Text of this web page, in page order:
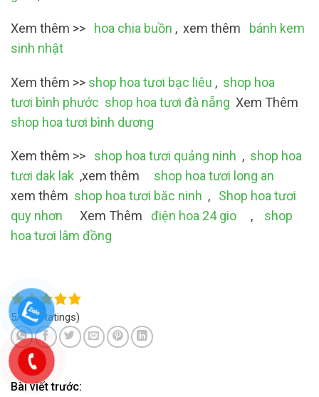
Xem thêm >> hoa chia buồn , xem thêm bánh kem
sinh nhật
Xem thêm >> shop hoa tươi bạc liêu , shop hoa
tươi bình phước shop hoa tươi đà nẵng Xem Thêm
shop hoa tươi bình dương
Xem thêm >> shop hoa tươi quảng ninh , shop hoa
tươi dak lak ,xem thêm shop hoa tươi long an
xem thêm shop hoa tươi băc ninh ,
Shop hoa tươi
quy nhơn
Xem Thêm điện hoa 24 gio ,
shop
hoa tươi lâm đồng
5/5 (4 Ratings)
Bài viết trước: